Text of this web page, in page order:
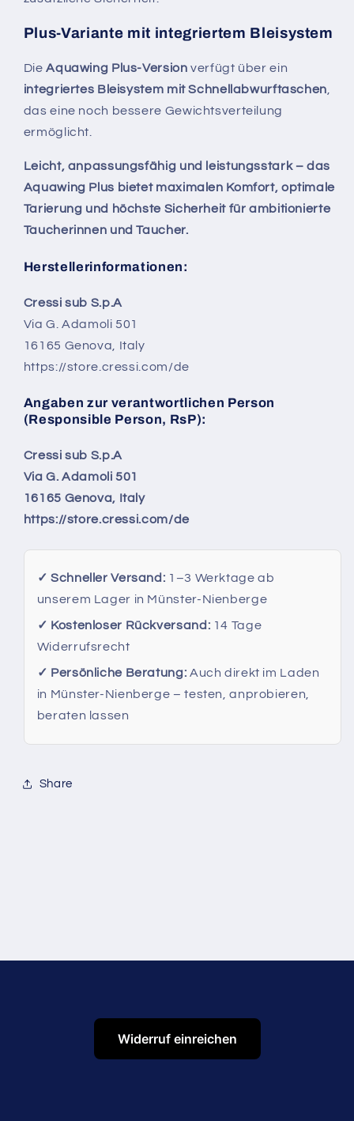
Plus-Variante mit integriertem Bleisystem
DieAquawing Plus-Version verfügt über ein
integriertes Bleisystem mit Schnellabwurftaschen
das eine noch bessere Gewichtsverteilung
ermöglicht.
Leicht, anpassungsfähig und leistungsstark – das
Aquawing Plus bietet maximalen Komfort, optimale
Tarierung und höchste Sicherheit für ambitionierte
Taucherinnen und Taucher.
Herstellerinformationen:
Cressi sub S.p.A
Via G. Adamoli 501
16165 Genova, Italy
https://store.cressi.com/de
Angaben zur verantwortlichen Person
(Responsible Person, RsP):
Cressi sub S.p.A
Via G. Adamoli 501
16165 Genova, Italy
https://store.cressi.com/de
✓ Schneller Versand: 1–3 Werktage ab
unserem Lager in Münster-Nienberge
✓ Kostenloser Rückversand: 14 Tage
Widerrufsrecht
✓ Persönliche Beratung: Auch direkt im Laden
in Münster-Nienberge – testen, anprobieren,
beraten lassen
Share
Widerruf einreichen